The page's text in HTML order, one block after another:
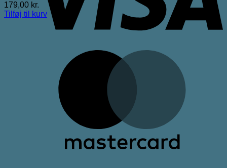
179,00 kr.
Tilføj til kurv